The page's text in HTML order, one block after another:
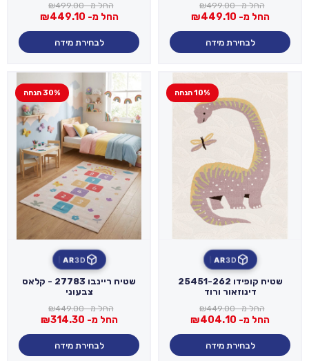
החל מ- ₪499.00
החל מ- ₪449.10
לבחירת מידה
החל מ- ₪499.00
החל מ- ₪449.10
לבחירת מידה
10% הנחה
3D
AR
שטיח קופידו 25451-262
דינוזאור ורוד
החל מ- ₪449.00
החל מ- ₪404.10
לבחירת מידה
30% הנחה
3D
AR
שטיח ריינבו 27783 - קלאס
צבעוני
החל מ- ₪449.00
החל מ- ₪314.30
לבחירת מידה